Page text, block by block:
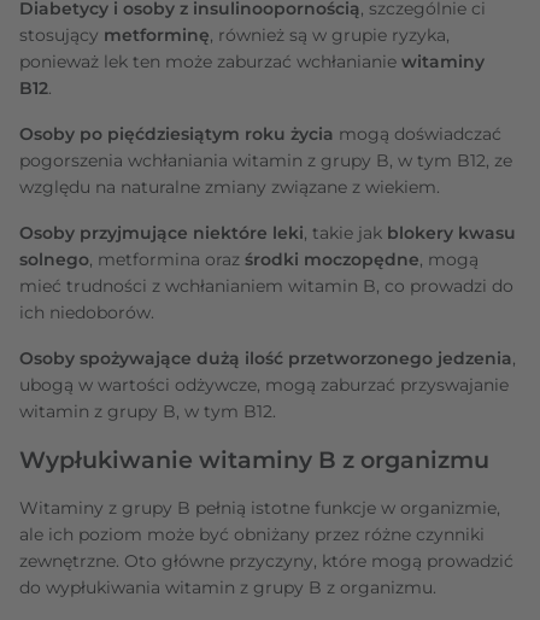
Diabetycy i osoby z insulinoopornością, szczególnie ci
stosujący metforminę, również są w grupie ryzyka,
ponieważ lek ten może zaburzać wchłanianie witaminy
B12.
Osoby po pięćdziesiątym roku życia mogą doświadczać
pogorszenia wchłaniania witamin z grupy B, w tym B12, ze
względu na naturalne zmiany związane z wiekiem.
Osoby przyjmujące niektóre leki, takie jak blokery kwasu
solnego, metformina oraz środki moczopędne, mogą
mieć trudności z wchłanianiem witamin B, co prowadzi do
ich niedoborów.
Osoby spożywające dużą ilość przetworzonego jedzenia,
ubogą w wartości odżywcze, mogą zaburzać przyswajanie
witamin z grupy B, w tym B12.
Wypłukiwanie witaminy B z organizmu
Witaminy z grupy B pełnią istotne funkcje w organizmie,
ale ich poziom może być obniżany przez różne czynniki
zewnętrzne. Oto główne przyczyny, które mogą prowadzić
do wypłukiwania witamin z grupy B z organizmu.